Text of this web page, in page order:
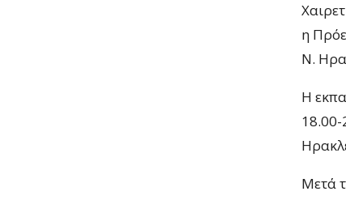
η
Ν.
Η
18.00-
Μετά